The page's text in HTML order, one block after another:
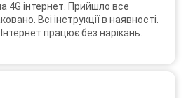
4G інтернет. Прийшло все
Всі інструкції в наявності.
працює без нарікань.